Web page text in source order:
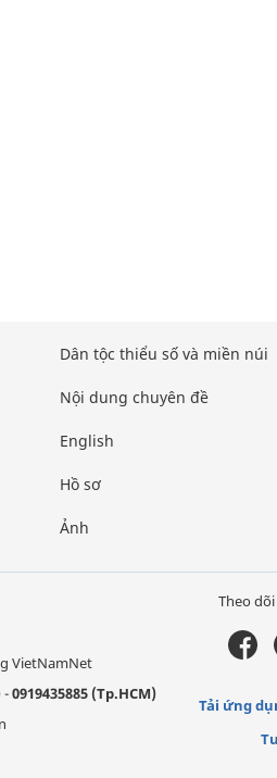
Dân tộc thiểu số và miền núi
Nội dung chuyên đề
English
Hồ sơ
Ảnh
VietNamNet
-0919435885 (Tp.HCM)
Theo
Tải ứng